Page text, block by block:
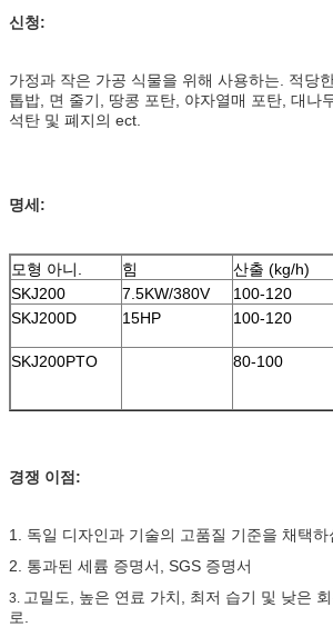
신청:
가정과 작은 가공 식물을 위해 사용하는. 적당
톱밥, 면 줄기, 땅콩 포탄, 야자열매 포탄, 대나
석탄 및 폐지의 ect.
명세:
모형 아니. 힘 산출 (kg/h)
SKJ200
7.5KW/380V 100-120
SKJ200D
15HP 100-120
SKJ200PTO 80-100
경쟁 이점:
1. 독일 디자인과 기술의 고품질 기준을 채택하
2. 통과된 세륨 증명서, SGS 증명서
3. 고밀도, 높은 연료 가치, 최저 습기 및 낮은
로.